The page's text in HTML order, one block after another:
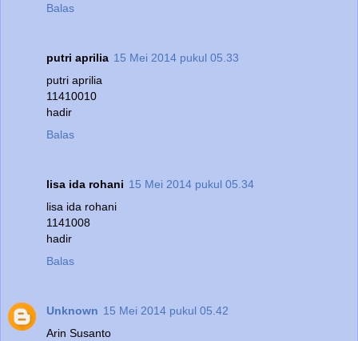
Balas
putri aprilia 15 Mei 2014 pukul 05.33
putri aprilia
11410010
hadir
Balas
lisa ida rohani 15 Mei 2014 pukul 05.34
lisa ida rohani
1141008
hadir
Balas
Unknown 15 Mei 2014 pukul 05.42
Arin Susanto